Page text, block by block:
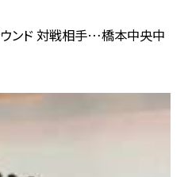
ンド 対戦相手…橋本中央中